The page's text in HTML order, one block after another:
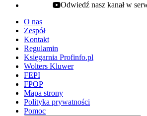
youtube - otwiera się w nowej karcie
Odwiedź nasz kanał w
O nas
Zespół
Kontakt
Regulamin
Księgarnia Profinfo.pl
Wolters Kluwer
FEPI
FPOP
Mapa strony
Polityka prywatności
Pomoc